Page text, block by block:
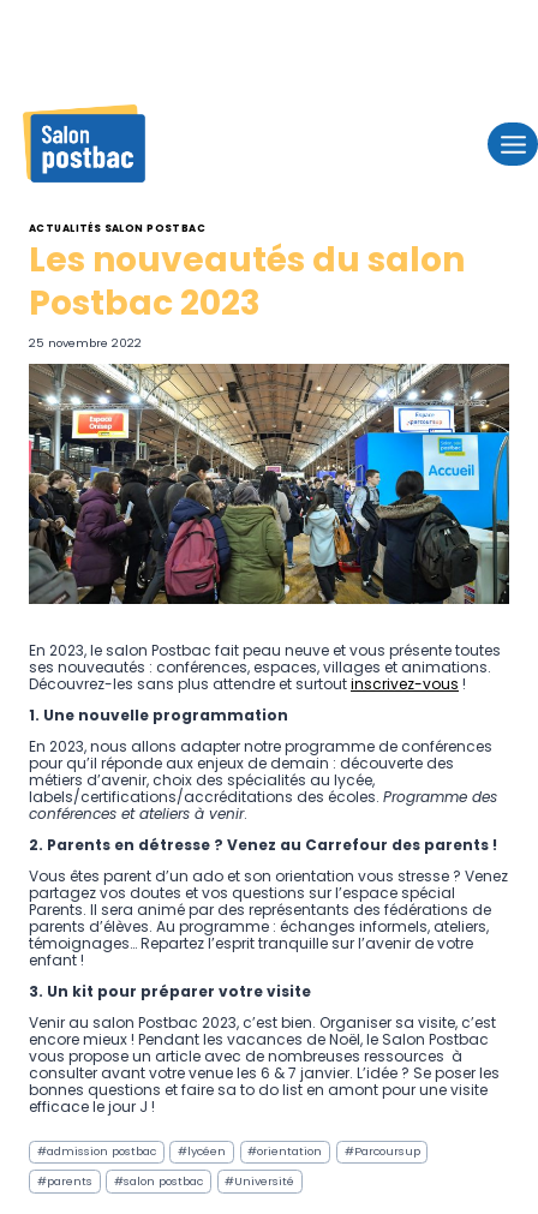
content
ACTUALITÉS SALON POSTBAC
Les nouveautés du salon
Postbac 2023
25 novembre 2022
En 2023, le salon Postbac fait peau neuve et vous présente toutes
ses nouveautés : conférences, espaces, villages et animations.
Découvrez-les sans plus attendre et surtoutinscrivez-vous !
1. Une nouvelle programmation
En 2023, nous allons adapter notre programme de conférences
pour qu’il réponde aux enjeux de demain : découverte des
métiers d’avenir, choix des spécialités au lycée,
labels/certifications/accréditations des écoles. Programme des
conférences et ateliers à venir.
2. Parents en détresse ? Venez au Carrefour des parents !
Vous êtes parent d’un ado et son orientation vous stresse ? Venez
partagez vos doutes et vos questions sur l’espace spécial
Parents. Il sera animé par des représentants des fédérations de
parents d’élèves. Au programme : échanges informels, ateliers,
témoignages… Repartez l’esprit tranquille sur l’avenir de votre
enfant !
3. Un kit pour préparer votre visite
Venir au salon Postbac 2023, c’est bien. Organiser sa visite, c’est
encore mieux ! Pendant les vacances de Noël, le Salon Postbac
vous propose un article avec de nombreuses ressources à
consulter avant votre venue les 6 & 7 janvier. L’idée ? Se poser les
bonnes questions et faire sa to do list en amont pour une visite
efficace le jour J !
Post
Tags:
#admission postbac #lycéen #orientation #Parcoursup
#parents #salon postbac #Université